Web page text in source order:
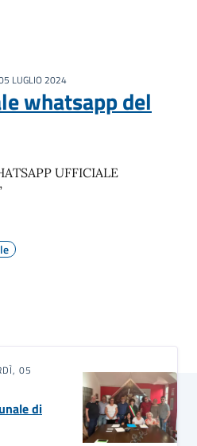
LUGLIO 2024
whatsapp del
UFFICIALE
05
di